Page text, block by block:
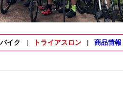
イク トライアスロン 商品情報